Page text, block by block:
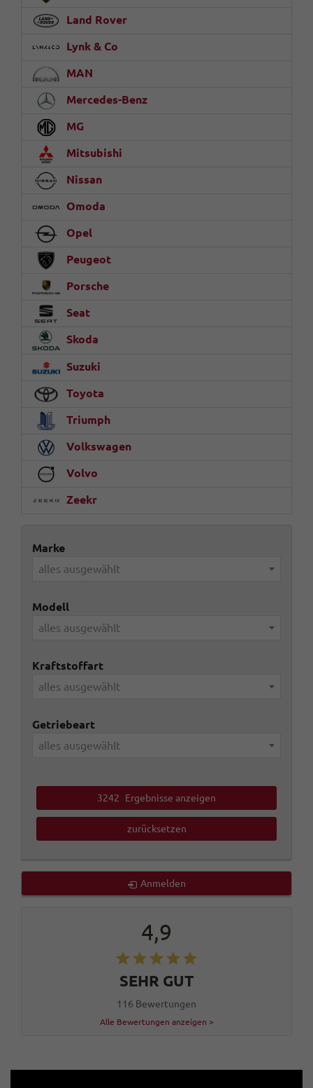
Land Rover
Lynk & Co
MAN
Mercedes-Benz
MG
Mitsubishi
Nissan
Omoda
Opel
Peugeot
Porsche
Seat
Skoda
Suzuki
Toyota
Triumph
Volkswagen
Volvo
Zeekr
Marke
alles ausgewählt
Modell
alles ausgewählt
Kraftstoffart
alles ausgewählt
Getriebeart
alles ausgewählt
3242 Ergebnisse anzeigen
zurücksetzen
Anmelden
4,9
SEHR GUT
116 Bewertungen
Alle Bewertungen anzeigen >